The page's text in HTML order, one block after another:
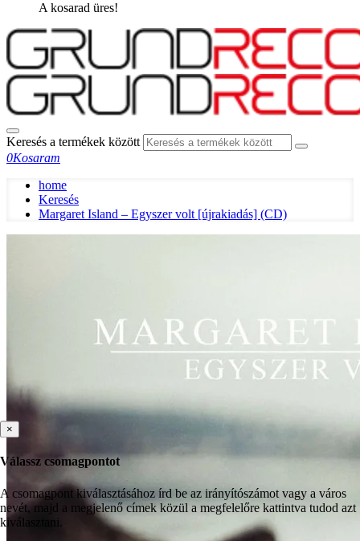
A kosarad üres!
Keresés a termékek között
0Kosaram
home
Keresés
Margaret Island – Egyszer volt [újrakiadás] (CD)
×
Válassz csomagpontot
A csomagpont kiválasztásához írd be az irányítószámot vagy a város
nevét, majd a megjelenő címek közül a megfelelőre kattintva tudod azt
kiválasztani.